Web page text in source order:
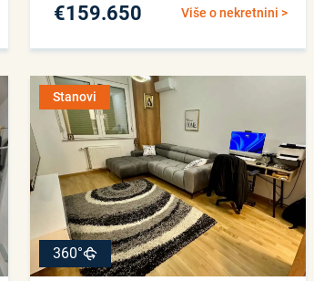
Više o nekretnini >
€159.650
Stanovi
360°